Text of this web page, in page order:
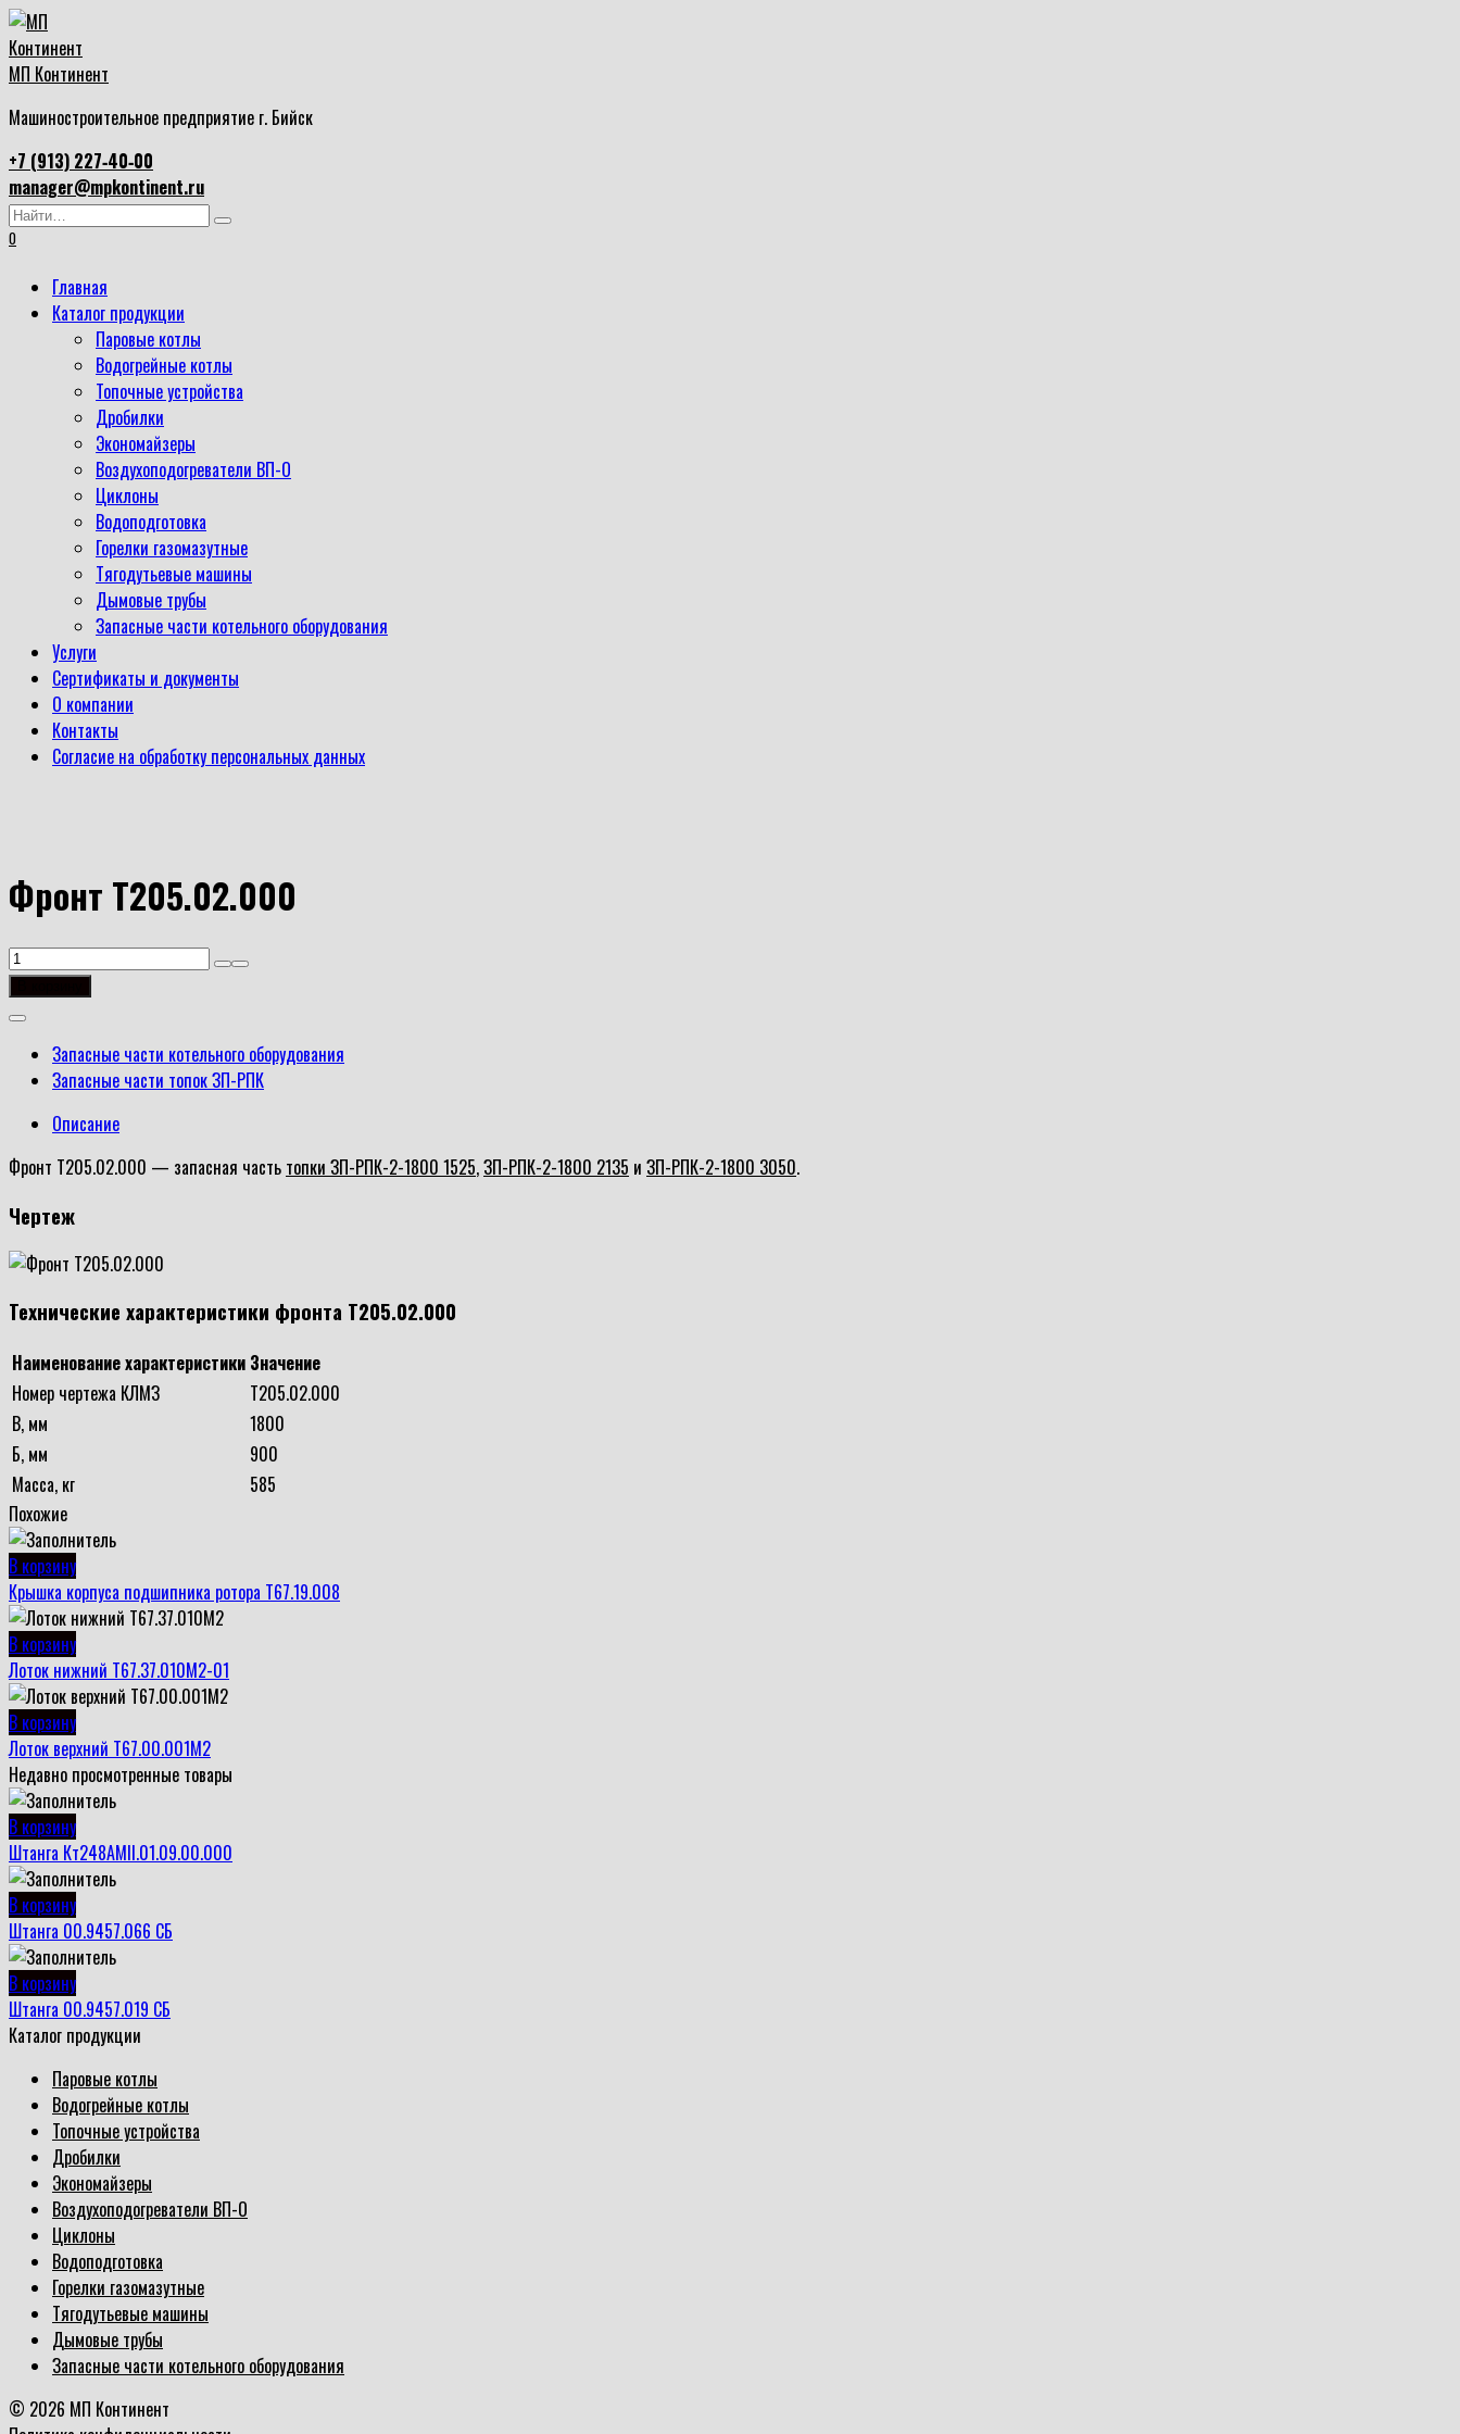
Перейти
к
содержанию
МП Континент
Машиностроительное предприятие г. Бийск
+7 (913) 227‑40‑00
manager@mpkontinent.ru
Search
for:
0
Главная
Каталог продукции
Паровые котлы
Водогрейные котлы
Топочные устройства
Дробилки
Экономайзеры
Воздухоподогреватели ВП-О
Циклоны
Водоподготовка
Горелки газомазутные
Тягодутьевые машины
Дымовые трубы
Запасные части котельного оборудования
Услуги
Сертификаты и документы
О компании
Контакты
Согласие на обработку персональных данных
Фронт Т205.02.000
Количество
товара
Запасные части котельного оборудования
Запасные части топок ЗП-РПК
Описание
Фронт Т205.02.000 — запасная часть топки ЗП-РПК-2-1800 1525,ЗП-РПК-2-1800 2135 и ЗП-РПК-2-1800 3050.
Чертеж
Технические характеристики фронта Т205.02.000
Наименование характеристики Значение
Номер чертежа КЛМЗ
Т205.02.000
В, мм
1800
Б, мм
900
Масса, кг
585
Похожие
В корзину
Крышка корпуса подшипника ротора Т67.19.008
В корзину
Лоток нижний Т67.37.010М2-01
В корзину
Лоток верхний Т67.00.001М2
Недавно просмотренные товары
В корзину
Штанга Кт248АМII.01.09.00.000
В корзину
Штанга 00.9457.066 СБ
В корзину
Штанга 00.9457.019 СБ
Каталог продукции
Паровые котлы
Водогрейные котлы
Топочные устройства
Дробилки
Экономайзеры
Воздухоподогреватели ВП-О
Циклоны
Водоподготовка
Горелки газомазутные
Тягодутьевые машины
Дымовые трубы
Запасные части котельного оборудования
© 2026 МП Континент